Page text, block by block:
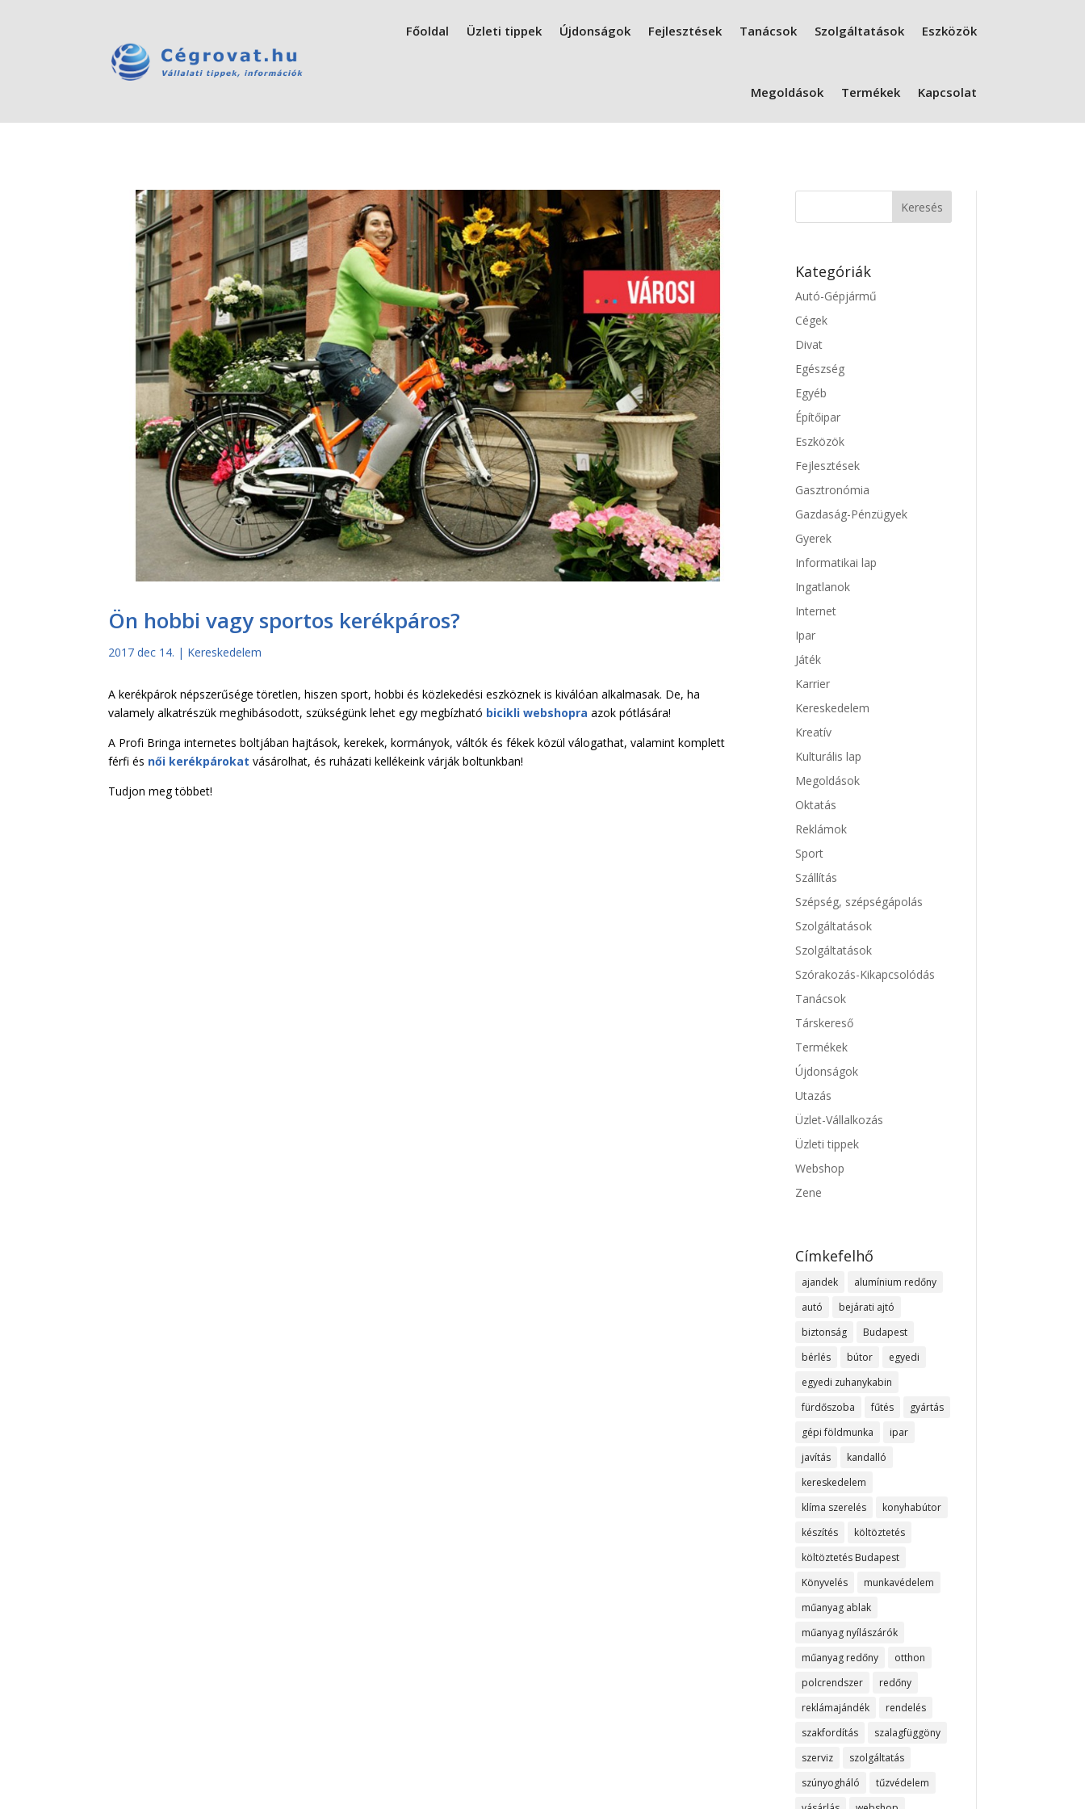
Főoldal Üzleti tippek Újdonságok Fejlesztések Tanácsok Szolgáltatások Eszközök
Megoldások Termékek Kapcsolat
Ön hobbi vagy sportos kerékpáros?
2017 dec 14. | Kereskedelem
A kerékpárok népszerűsége töretlen, hiszen sport, hobbi és közlekedési eszköznek is kiválóan alkalmasak. De, ha
valamely alkatrészük meghibásodott, szükségünk lehet egy megbízható bicikli webshopraazok pótlására!
A Profi Bringa internetes boltjában hajtások, kerekek, kormányok, váltók és fékek közül válogathat, valamint komplett
férfi és női kerékpárokat vásárolhat, és ruházati kellékeink várják boltunkban!
Tudjon meg többet!
Kategóriák
Autó-Gépjármű
Cégek
Divat
Egészség
Egyéb
Építőipar
Eszközök
Fejlesztések
Gasztronómia
Gazdaság-Pénzügyek
Gyerek
Informatikai lap
Ingatlanok
Internet
Ipar
Játék
Karrier
Kereskedelem
Kreatív
Kulturális lap
Megoldások
Oktatás
Reklámok
Sport
Szállítás
Szépség, szépségápolás
Szolgáltatások
Szolgáltatások
Szórakozás-Kikapcsolódás
Tanácsok
Társkereső
Termékek
Újdonságok
Utazás
Üzlet-Vállalkozás
Üzleti tippek
Webshop
Zene
Címkefelhő
ajandek
alumínium redőny
autó
bejárati ajtó
biztonság
Budapest
bérlés
bútor
egyedi
egyedi zuhanykabin
fürdőszoba
fűtés
gyártás
gépi földmunka
ipar
javítás
kandalló
kereskedelem
klíma szerelés
konyhabútor
készítés
költöztetés
költöztetés Budapest
Könyvelés
munkavédelem
műanyag ablak
műanyag nyílászárók
műanyag redőny
otthon
polcrendszer
redőny
reklámajándék
rendelés
szakfordítás
szalagfüggöny
szerviz
szolgáltatás
szúnyogháló
tűzvédelem